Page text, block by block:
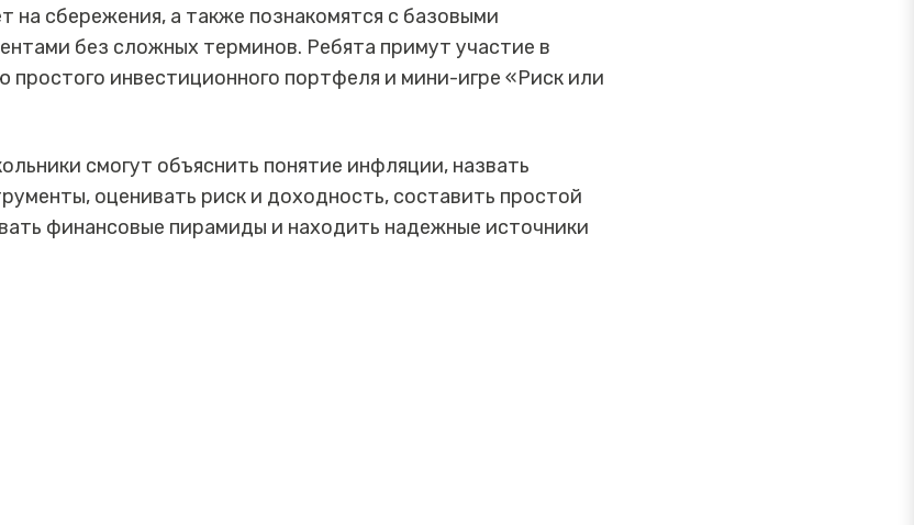
на сбережения, а также познакомятся с базовыми
без сложных терминов. Ребята примут участие в
простого инвестиционного портфеля и мини-игре «Риск или
смогут объяснить понятие инфляции, назвать
оценивать риск и доходность, составить простой
финансовые пирамиды и находить надежные источники